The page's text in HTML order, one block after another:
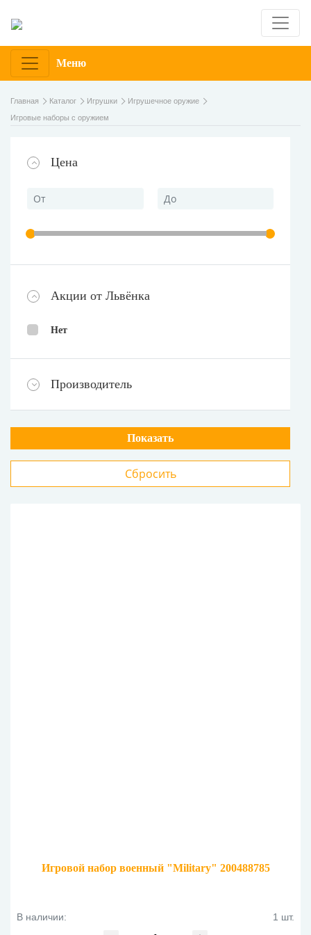
Меню
Главная Каталог Игрушки
Игрушечное оружие
Игровые наборы с оружием
Цена
Акции от Львёнка
Нет
Производитель
Игровой набор военный "Military" 200488785
В наличии: 1 шт.